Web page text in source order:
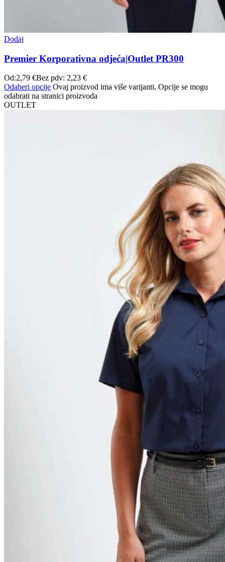
Dodaj
Premier Korporativna odjeća|Outlet PR300
Od:2,79 €Bez pdv: 2,23 €
Odaberi opcije Ovaj proizvod ima više varijanti. Opcije se mogu
odabrati na stranici proizvoda
OUTLET